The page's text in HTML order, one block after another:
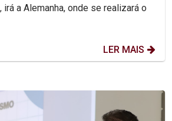
irá a Alemanha, onde se realizará o
LER MAIS